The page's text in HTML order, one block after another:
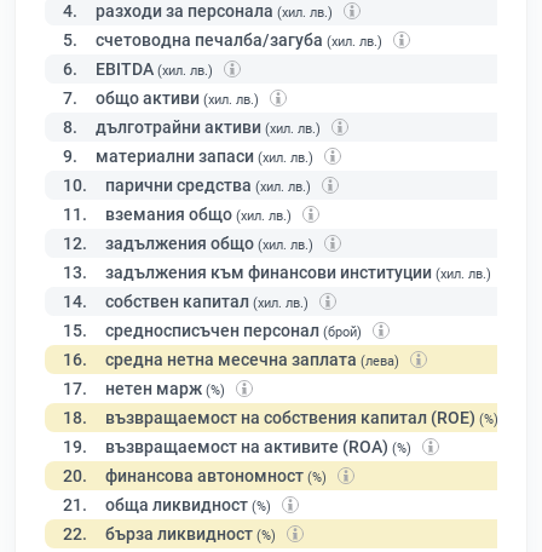
4. разходи за персонала (хил. лв.)
5. счетоводна печалба/загуба (хил. лв.)
6. EBITDA (хил. лв.)
7. общо активи (хил. лв.)
8. дълготрайни активи (хил. лв.)
9. материални запаси (хил. лв.)
10. парични средства (хил. лв.)
11. вземания общо (хил. лв.)
12. задължения общо (хил. лв.)
13. задължения към финансови институции (хил. лв.)
14. собствен капитал (хил. лв.)
15. средносписъчен персонал (брой)
16. средна нетна месечна заплата (лева)
17. нетен марж (%)
18. възвращаемост на собствения капитал (ROE) (%)
19. възвращаемост на активите (ROA) (%)
20. финансова автономност (%)
21. обща ликвидност (%)
22. бърза ликвидност (%)